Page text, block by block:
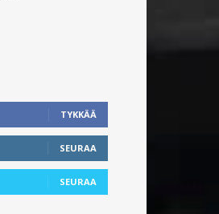
TYKKÄÄ
SEURAA
SEURAA